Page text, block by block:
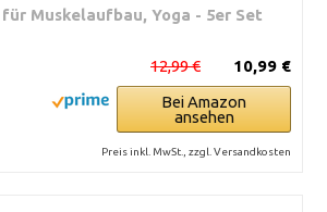
Muskelaufbau, Yoga - 5er Set
10,99 €
12,99 €
Bei Amazon
ansehen
Preis inkl. MwSt., zzgl. Versandkosten